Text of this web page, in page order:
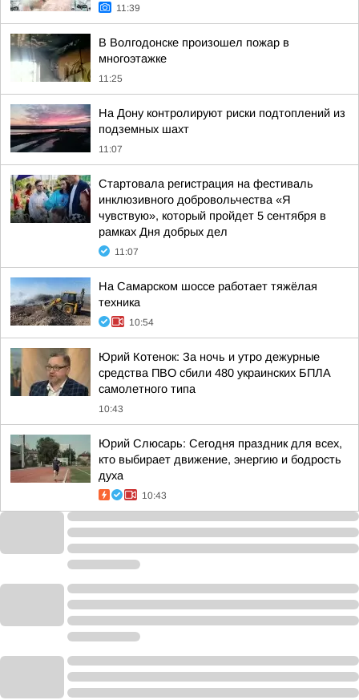
11:39
В Волгодонске произошел пожар в
многоэтажке
11:25
На Дону контролируют риски подтоплений из
подземных шахт
11:07
Стартовала регистрация на фестиваль
инклюзивного добровольчества «Я
чувствую», который пройдет 5 сентября в
рамках Дня добрых дел
11:07
На Самарском шоссе работает тяжёлая
техника
10:54
Юрий Котенок: За ночь и утро дежурные
средства ПВО сбили 480 украинских БПЛА
самолетного типа
10:43
Юрий Слюсарь: Сегодня праздник для всех,
кто выбирает движение, энергию и бодрость
духа
10:43